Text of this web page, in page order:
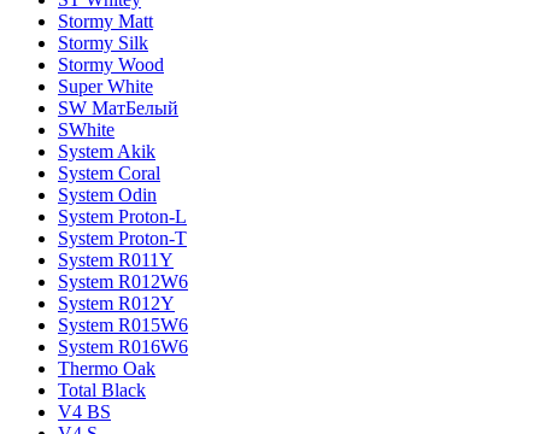
Stormy Matt
Stormy Silk
Stormy Wood
Super White
SW МатБелый
SWhite
System Akik
System Coral
System Odin
System Proton-L
System Proton-T
System R011Y
System R012W6
System R012Y
System R015W6
System R016W6
Thermo Oak
Total Black
V4 BS